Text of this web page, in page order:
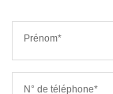
Prénom*
N° de téléphone*